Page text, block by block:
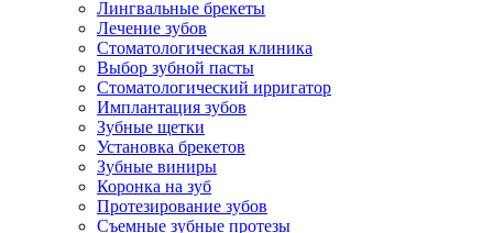
Лингвальные брекеты
Лечение зубов
Стоматологическая клиника
Выбор зубной пасты
Стоматологический ирригатор
Имплантация зубов
Зубные щетки
Установка брекетов
Зубные виниры
Коронка на зуб
Протезирование зубов
Съемные зубные протезы